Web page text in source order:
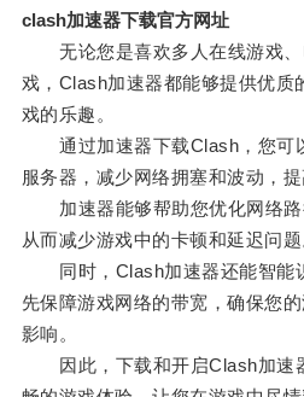
clash加速器下载官方网址
无论您是喜欢多人在线游戏、
戏，Clash加速器都能够提供优质
戏的乐趣。
通过加速器下载Clash，您可
服务器，减少网络拥塞和波动，提
加速器能够帮助您优化网络路
从而减少游戏中的卡顿和延迟问题
同时，Clash加速器还能智能
先保障游戏网络的带宽，确保您
影响。
因此，下载和开启Clash加速